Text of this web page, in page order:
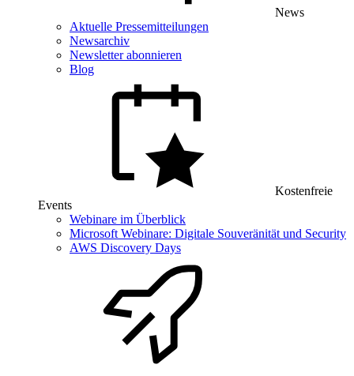
News
Aktuelle Pressemitteilungen
Newsarchiv
Newsletter abonnieren
Blog
Kostenfreie
Events
Webinare im Überblick
Microsoft Webinare: Digitale Souveränität und Security
AWS Discovery Days